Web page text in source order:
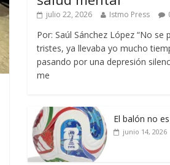
julio 22, 2026 Istmo Press
Por: Saúl Sánchez López “No se
tristes, ya llevaba yo mucho
pasando por una depresión
me
El balón no
junio 14, 2026